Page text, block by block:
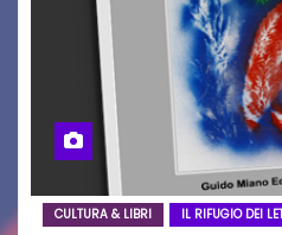
CULTURA & LIBRI IL RIFUGIO DEI